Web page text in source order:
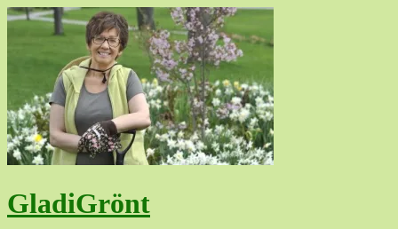
Hoppa
GladiGrönt